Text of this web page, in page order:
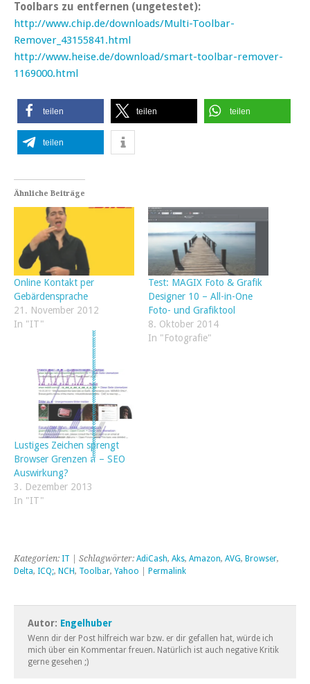
Toolbars zu entfernen (ungetestet):
http://www.chip.de/downloads/Multi-Toolbar-
Remover_43155841.html
http://www.heise.de/download/smart-toolbar-remover-
1169000.html
teilen teilen teilen
teilen
Ähnliche Beiträge
Online Kontakt per
Gebärdensprache
21. November 2012
In "IT"
Test: MAGIX Foto & Grafik
Designer 10 – All-in-One
Foto- und Grafiktool
8. Oktober 2014
In "Fotografie"
Lustiges Zeichen sprengt
Browser Grenzen ส้้้้้้้้้้้้้้้้้้้้้้้้้้้้้้้้้้้้้้้้้้้้้้้้้้้้้้้้้ – SEO
Auswirkung?
3. Dezember 2013
In "IT"
Kategorien: IT | Schlagwörter: AdiCash, Aks, Amazon, AVG, Browser,
Delta, ICQ;, NCH, Toolbar, Yahoo Permalink
Autor: Engelhuber
Wenn dir der Post hilfreich war bzw. er dir gefallen hat, würde ich
mich über ein Kommentar freuen. Natürlich ist auch negative Kritik
gerne gesehen ;)